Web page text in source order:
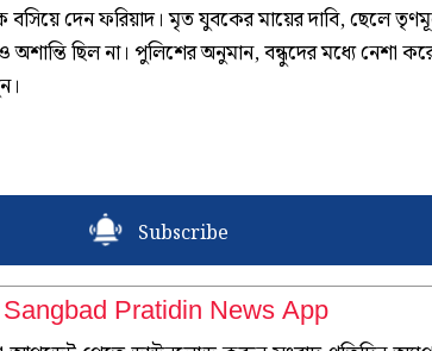
বসিয়ে দেন ফরিয়াদ। মৃত যুবকের মায়ের দাবি, ছেলে
ছিল না। পুলিশের অনুমান, বন্ধুদের মধ্যে নেশা
Subscribe
Sangbad Pratidin News App